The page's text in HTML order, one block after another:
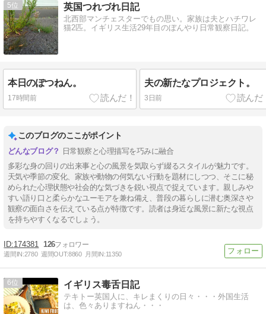
5 英国つれづれ日記
北西部マンチェスターでもの思い。家族は夫とハチワレ
猫2匹。イギリス生活29年目のぼんやり日常観察日記。
本日のぽつねん。
17時間前
夫の新たなプロジェクト。
3日前
このブログのここがポイント
日常観察と心理描写を巧みに融合
多彩な身の回りの出来事と心の風景を気取らず綴るスタイルが魅力です。
天気や季節の変化、家族や動物の何気ない行動を題材にしつつ、そこに秘
められた心理状態や社会的な気づきを鋭い視点で捉えています。親しみや
すい語り口と柔らかなユーモアを兼ね備え、普段の暮らしに潜む奥深さや
観察の面白さを伝えている点が特徴です。読者は身近な風景に新たな視点
を持ちやすくなるでしょう。
174381 126
週間IN:2780 週間OUT:8860 月間IN:11350
6 イギリス毒舌日記
テキトー英国人に、キレまくりの日々・・・外国生活
は、色々ありますねん・・・